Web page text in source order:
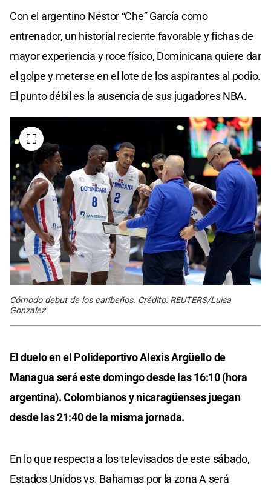
Con el argentino Néstor “Che” García como
entrenador, un historial reciente favorable y fichas de
mayor experiencia y roce físico, Dominicana quiere dar
el golpe y meterse en el lote de los aspirantes al podio.
El punto débil es la ausencia de sus jugadores NBA.
Cómodo debut de los caribeños. Crédito: REUTERS/Luisa
Gonzalez
El duelo en el Polideportivo Alexis Argüello de
Managua será este domingo desde las 16:10 (hora
argentina). Colombianos y nicaragüenses juegan
desde las 21:40 de la misma jornada.
En lo que respecta a los televisados de este sábado,
Estados Unidos vs. Bahamas por la zona A será